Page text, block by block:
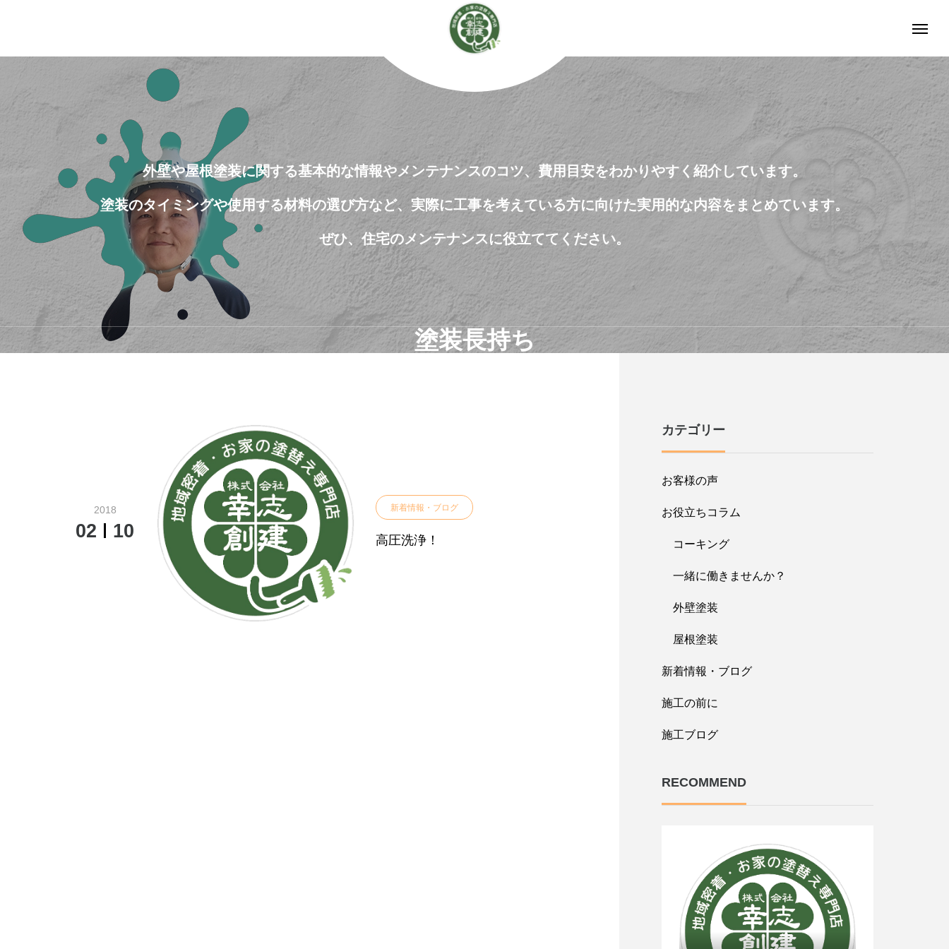
外壁や屋根塗装に関する基本的な情報やメンテナンスのコツ、費用目安をわかりやすく紹介しています。
塗装のタイミングや使用する材料の選び方など、実際に工事を考えている方に向けた実用的な内容をまとめています。
ぜひ、住宅のメンテナンスに役立ててください。
塗装長持ち
2018
02 10
新着情報・ブログ
高圧洗浄！
カテゴリー
お客様の声
お役立ちコラム
コーキング
一緒に働きませんか？
外壁塗装
屋根塗装
新着情報・ブログ
施工の前に
施工ブログ
RECOMMEND